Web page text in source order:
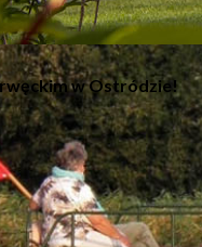
w Ostródzie!